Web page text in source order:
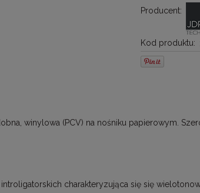
Producent:
Kod produktu:
winylowa (PCV) na nośniku papierowym.
charakteryzująca się się